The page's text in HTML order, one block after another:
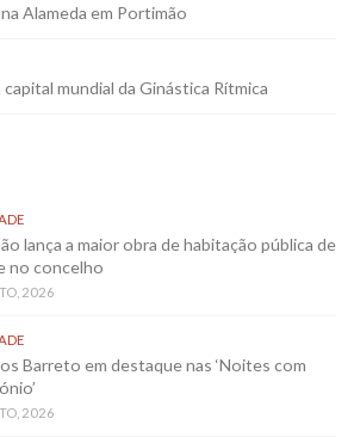
Alameda em Portimão
mundial da Ginástica Rítmica
lança a maior obra de habitação pública de
no concelho
2026
Barreto em destaque nas ‘Noites com
2026